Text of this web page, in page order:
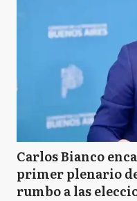
Carlos Bianco
primer plenario
rumbo a las